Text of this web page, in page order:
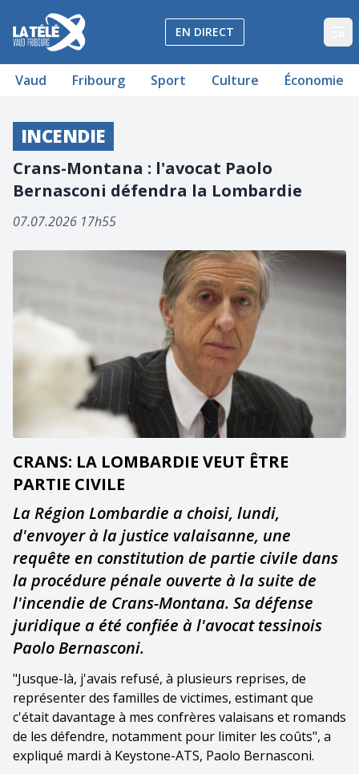
La Télé - Télévision régionale Vaud et Fribourg
EN DIRECT
Vaud Fribourg Sport Culture Économie
INCENDIE
Crans-Montana : l'avocat Paolo
Bernasconi défendra la Lombardie
07.07.2026 17h55
CRANS: LA LOMBARDIE VEUT ÊTRE
PARTIE CIVILE
La Région Lombardie a choisi, lundi,
d'envoyer à la justice valaisanne, une
requête en constitution de partie civile dans
la procédure pénale ouverte à la suite de
l'incendie de Crans-Montana. Sa défense
juridique a été confiée à l'avocat tessinois
Paolo Bernasconi.
"Jusque-là, j'avais refusé, à plusieurs reprises, de
représenter des familles de victimes, estimant que
c'était davantage à mes confrères valaisans et romands
de les défendre, notamment pour limiter les coûts", a
expliqué mardi à Keystone-ATS, Paolo Bernasconi.